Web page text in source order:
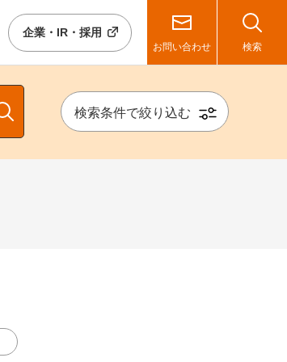
企業・IR・採用
お問い合わせ 検索
検索条件で絞り込む